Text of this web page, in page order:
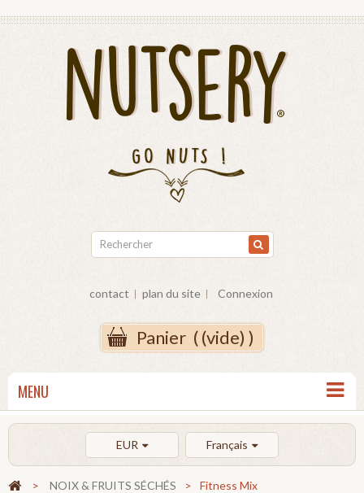
contact plan du site Connexion
Panier ((vide) )
MENU
EUR Français
> NOIX & FRUITS SÉCHÉS > Fitness Mix